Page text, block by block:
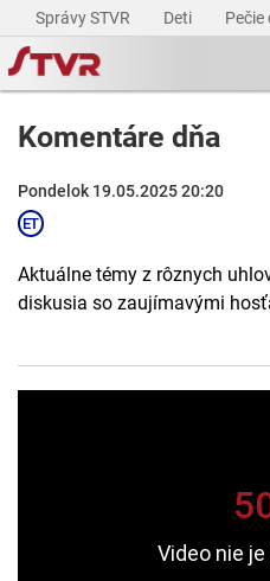
Správy STVR Deti Pečie
Komentáre dňa
Pondelok 19.05.2025 20:20
Aktuálne témy z rôznych
diskusia so zaujímavými